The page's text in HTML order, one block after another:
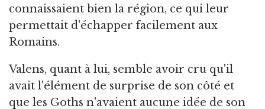
connaissaient bien la région, ce qui leur
permettait d'échapper facilement aux
Romains.
Valens, quant à lui, semble avoir cru qu'il
avait l'élément de surprise de son côté et
que les Goths n'avaient aucune idée de son